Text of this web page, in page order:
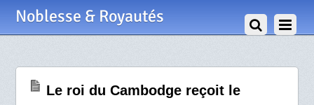
Noblesse & Royautés
Le roi du Cambodge reçoit le